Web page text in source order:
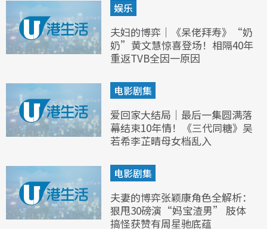
娱乐
夫妇的博弈｜《呆佬拜寿》“奶
奶”黄文慧惊喜登场！相隔40年
重返TVB全因一原因
电影剧集
爱回家大结局｜最后一集圆满落
幕结束10年情！《三代同糖》吴
若希李芷晴母女档乱入
电影剧集
夫妻的博弈张颖康角色全解析：
狠甩30磅演“妈宝渣男” 肢体
搞怪获赞有周星驰底蕴